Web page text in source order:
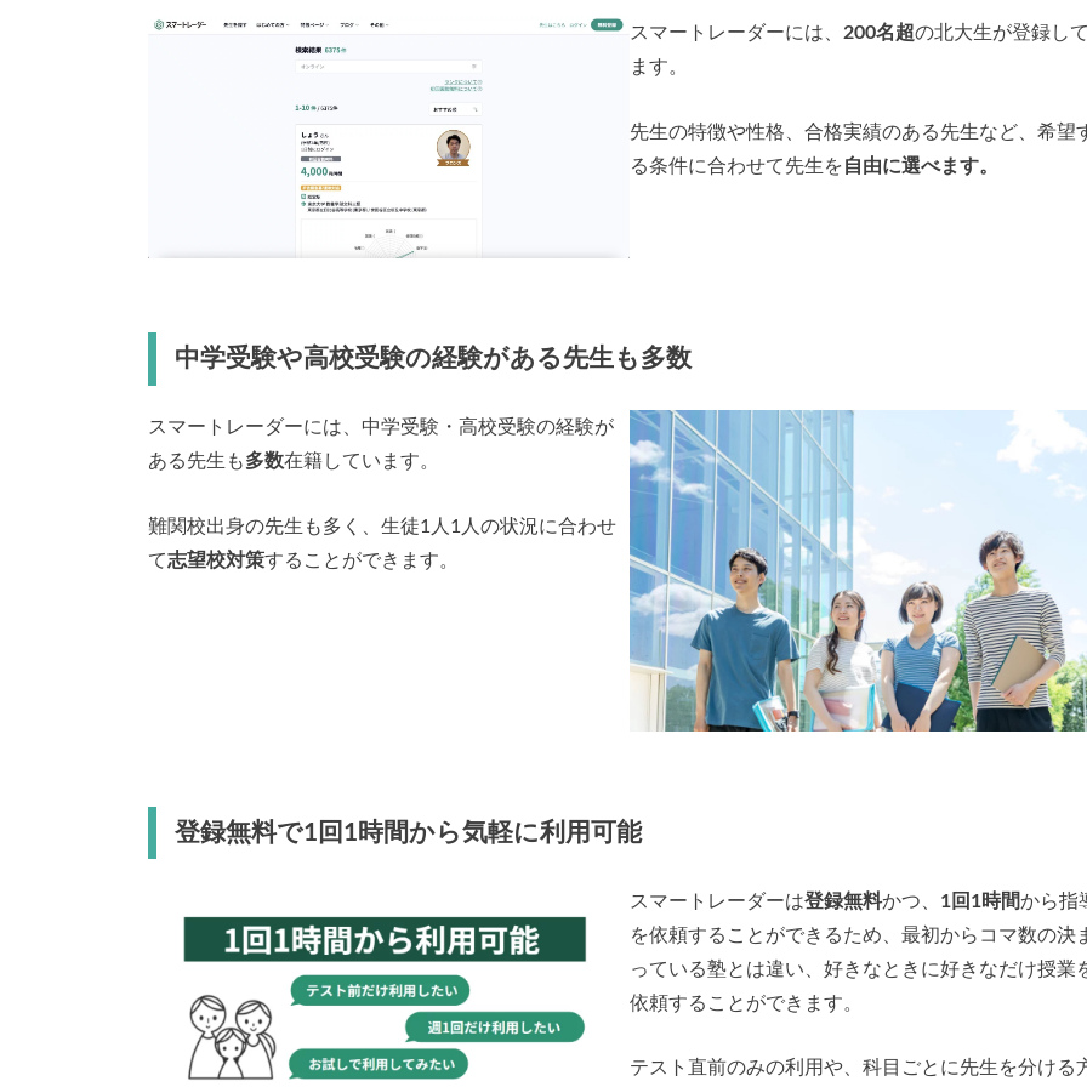
スマートレーダーには、200名超の北大生が登録し
ます。
先生の特徴や性格、合格実績のある先生など、希望
る条件に合わせて先生を自由に選べます。
中学受験や高校受験の経験がある先生も多数
スマートレーダーには、中学受験・高校受験の経験が
ある先生も多数在籍しています。
難関校出身の先生も多く、生徒1人1人の状況に合わせ
て志望校対策することができます。
登録無料で1回1時間から気軽に利用可能
スマートレーダーは登録無料かつ、 1回1時間から指
を依頼することができるため、最初からコマ数の決
っている塾とは違い、好きなときに好きなだけ授業
依頼することができます。
テスト直前のみの利用や、科目ごとに先生を分ける